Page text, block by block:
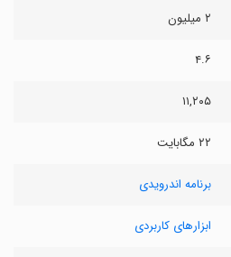
۲ میلیون
۴.۶
۱۱,۲۰۵
۲۲ مگابایت
برنامه اندرویدی
ابزارهای کاربردی